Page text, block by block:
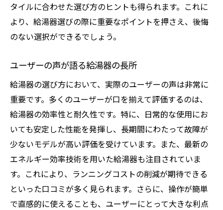
タイルに合わせた選び方のヒントも得られます。これに
より、給湯器選びの際に重要なポイントを押さえ、後悔
のない選択ができるでしょう。
ユーザーの声が語る給湯器の長所
給湯器の選び方において、実際のユーザーの声は非常に
重要です。多くのユーザーが口を揃えて評価するのは、
給湯器の効率性と耐久性です。特に、日常的な使用にお
いても安定した性能を発揮し、長期間にわたって故障が
少ないモデルが高い評価を受けています。また、最新の
エネルギー効率技術を用いた給湯器も注目されていま
す。これにより、ランニングコストの削減が期待できる
といった口コミが多く見られます。さらに、操作が簡単
で直感的に使えることも、ユーザーにとって大きな利点